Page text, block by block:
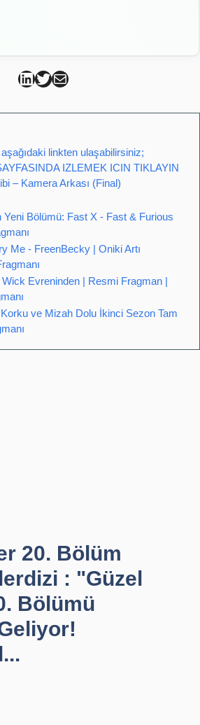
Can Kütahya Linkedin
Can Kütahya Twitter
Can Kütahya Mail
linkten ulaşabilirsiniz;
IZLEMEK ICIN TIKLAYIN
– Kamera Arkası (Final)
Yeni Bölümü: Fast X - Fast & Furious
Me - FreenBecky | Oniki Artı
Evreninden | Resmi Fragman |
ve Mizah Dolu İkinci Sezon Tam
20. Bölüm
: "Güzel
Bölümü